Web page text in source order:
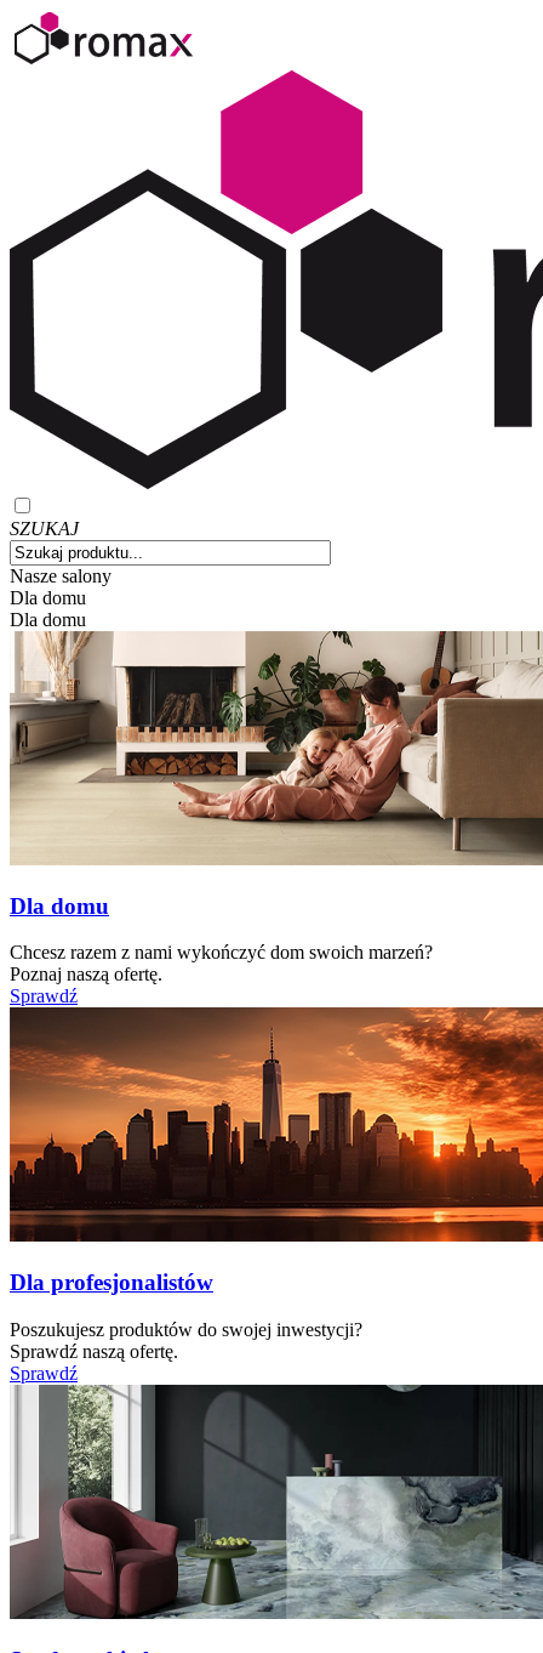
SZUKAJ
Nasze salony
Dla domu
Dla domu
Dla domu
Chcesz razem z nami wykończyć dom swoich marzeń?
Poznaj naszą ofertę.
Sprawdź
Dla profesjonalistów
Poszukujesz produktów do swojej inwestycji?
Sprawdź naszą ofertę.
Sprawdź